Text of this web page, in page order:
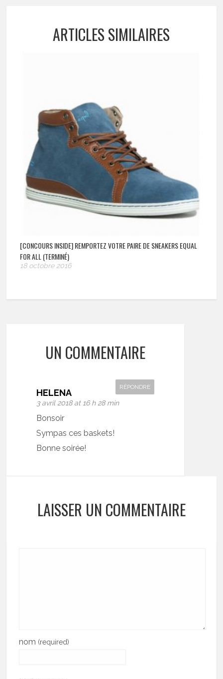
ARTICLES SIMILAIRES
[CONCOURS INSIDE] REMPORTEZ VOTRE PAIRE DE SNEAKERS EQUAL
FOR ALL (TERMINÉ)
18 octobre 2016
UN COMMENTAIRE
HELENA
3 avril 2018 at 16 h 28 min
RÉPONDRE
Bonsoir
Sympas ces baskets!
Bonne soirée!
LAISSER UN COMMENTAIRE
nom (required)